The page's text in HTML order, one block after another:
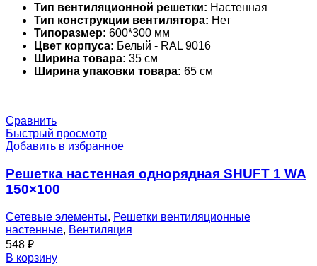
Тип вентиляционной решетки: Настенная
Тип конструкции вентилятора: Нет
Типоразмер: 600*300 мм
Цвет корпуса: Белый - RAL 9016
Ширина товара: 35 см
Ширина упаковки товара: 65 см
Сравнить
Быстрый просмотр
Добавить в избранное
Решетка настенная однорядная SHUFT 1 WA
150×100
Сетевые элементы, Решетки вентиляционные
настенные, Вентиляция
548 ₽
В корзину